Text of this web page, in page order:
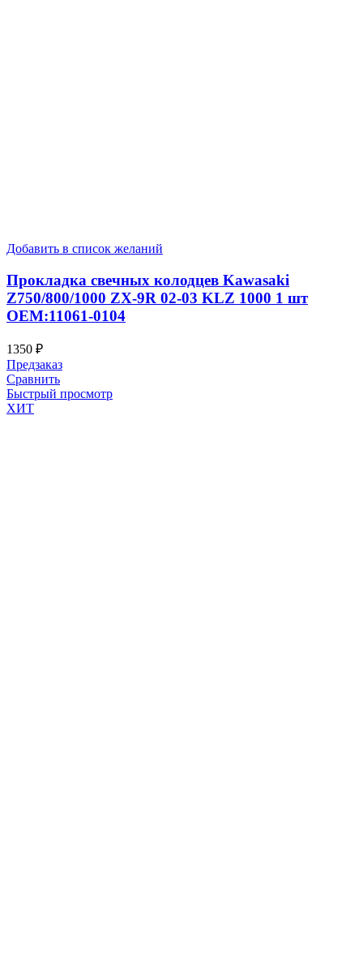
Добавить в список желаний
Прокладка свечных колодцев Kawasaki
Z750/800/1000 ZX-9R 02-03 KLZ 1000 1 шт
OEM:11061-0104
1350 ₽
Предзаказ
Сравнить
Быстрый просмотр
ХИТ